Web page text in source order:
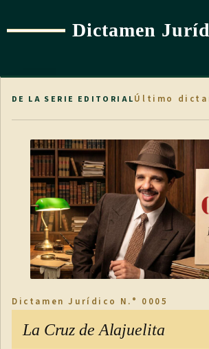
Dictamen
DE LA SERIE EDITORIALÚltimo
Dictamen Jurídico N.° 0005
La Cruz de Alajuelita